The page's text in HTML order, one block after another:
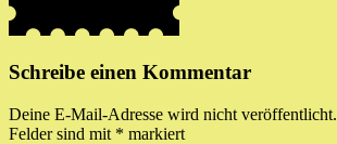
Schreibe einen Kommentar
Deine E-Mail-Adresse wird nicht veröffentlicht.
Felder sind mit * markiert